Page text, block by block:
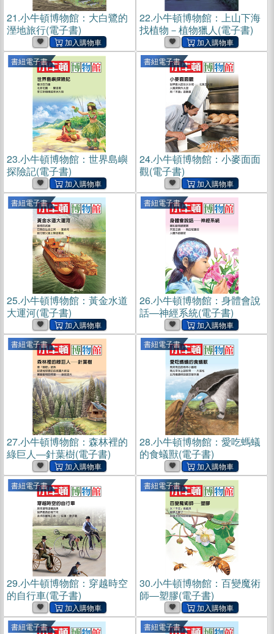
21.小牛頓博物館：大白鷺的
溼地旅行(電子書)
22.小牛頓博物館：上山下海
找植物－植物獵人(電子書)
書紐電子書
23.小牛頓博物館：世界島嶼
探險記(電子書)
書紐電子書
24.小牛頓博物館：小麥面面
觀(電子書)
書紐電子書
25.小牛頓博物館：黃金水道
大運河(電子書)
書紐電子書
26.小牛頓博物館：身體會說
話―神經系統(電子書)
書紐電子書
27.小牛頓博物館：森林裡的
綠巨人―針葉樹(電子書)
書紐電子書
28.小牛頓博物館：愛吃螞蟻
的食蟻獸(電子書)
書紐電子書
29.小牛頓博物館：穿越時空
的自行車(電子書)
書紐電子書
30.小牛頓博物館：百變魔術
師―塑膠(電子書)
書紐電子書 書紐電子書